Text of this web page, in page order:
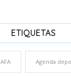
ETIQUETAS
AFA Agenda